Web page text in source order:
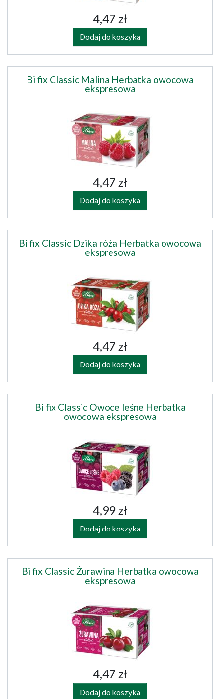
4,47 zł
Dodaj do koszyka
Bi fix Classic Malina Herbatka owocowa
ekspresowa
4,47 zł
Dodaj do koszyka
Bi fix Classic Dzika róża Herbatka owocowa
ekspresowa
4,47 zł
Dodaj do koszyka
Bi fix Classic Owoce leśne Herbatka
owocowa ekspresowa
4,99 zł
Dodaj do koszyka
Bi fix Classic Żurawina Herbatka owocowa
ekspresowa
4,47 zł
Dodaj do koszyka